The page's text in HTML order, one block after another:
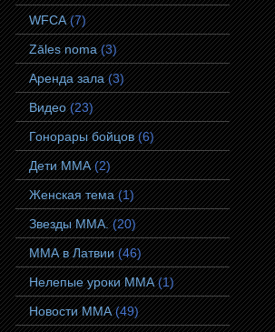
WFCA (7)
Zāles noma (3)
Аренда зала (3)
Видео (23)
Гонорары бойцов (6)
Дети ММА (2)
Женская тема (1)
Звезды ММА. (20)
ММА в Латвии (46)
Нелепые уроки ММА (1)
Новости ММА (49)